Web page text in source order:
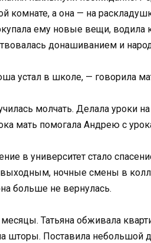
комнате, а она — на
ему новые вещи, водила
донашиванием и
устал в школе, — говорила
молчать. Делала уроки
мать помогала Андрею с
в университет стало
ночные смены в
больше не вернулась.
Татьяна обживала
шторы. Поставила небольшой